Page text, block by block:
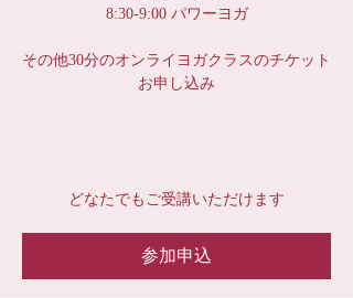
8:30-9:00 パワーヨガ
その他30分のオンライヨガクラスのチケット
お申し込み
どなたでもご受講いただけます
参加申込